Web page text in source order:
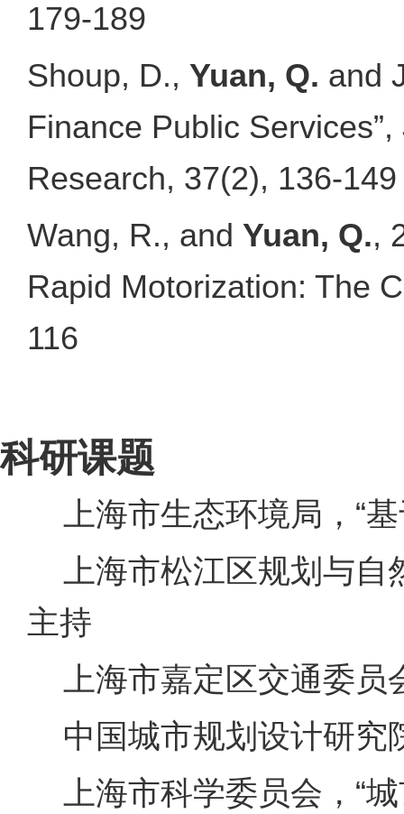
179-189
Shoup, D., Yuan, Q. and
Finance Public
Research, 37(2), 136-149
Wang, R., and Yuan, Q.,
Rapid Motorization: The
116
科研课题
上海市生态环境局，“基
上海市松江区规划与自
主持
上海市嘉定区交通委员
中国城市规划设计研究
上海市科学委员会，“城